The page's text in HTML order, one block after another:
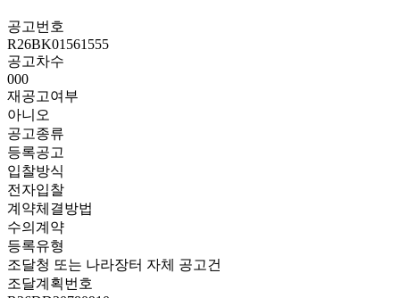
공고번호
R26BK01561555
공고차수
000
재공고여부
아니오
공고종류
등록공고
입찰방식
전자입찰
계약체결방법
수의계약
등록유형
조달청 또는 나라장터 자체 공고건
조달계획번호